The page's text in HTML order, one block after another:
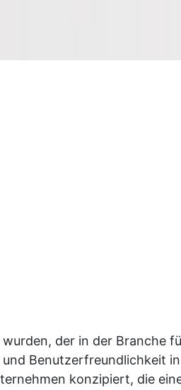
der in der Branche
Benutzerfreundlichkeit
konzipiert, die